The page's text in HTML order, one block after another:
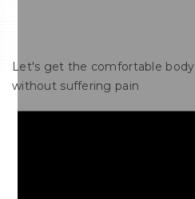
Let's get the comfortable body
without suffering pain